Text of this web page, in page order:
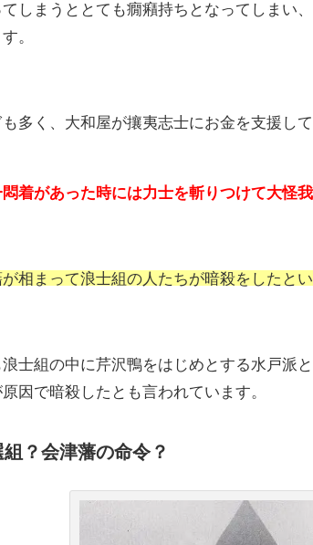
しまうととても癇癪持ちとなってしまい
。
多く、大和屋が攘夷志士にお金を支援し
着があった時には力士を斬りつけて大怪
が相まって浪士組の人たちが暗殺をしたと
浪士組の中に芹沢鴨をはじめとする水戸派
因で暗殺したとも言われています。
？会津藩の命令？